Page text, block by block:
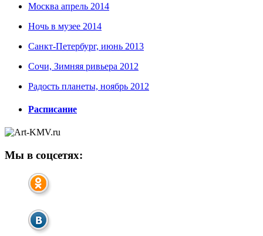
Москва апрель 2014
Ночь в музее 2014
Санкт-Петербург, июнь 2013
Сочи, Зимняя ривьера 2012
Радость планеты, ноябрь 2012
Расписание
Мы в соцсетях: